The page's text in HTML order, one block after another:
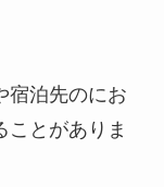
宿泊先のにお
ことがありま